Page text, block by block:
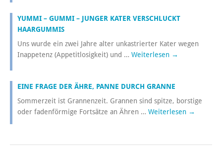
YUMMI – GUMMI – JUNGER KATER VERSCHLUCKT
HAARGUMMIS
Uns wurde ein zwei Jahre alter unkastrierter Kater wegen
Inappetenz (Appetitlosigkeit) und … Weiterlesen →
EINE FRAGE DER ÄHRE, PANNE DURCH GRANNE
Sommerzeit ist Grannenzeit. Grannen sind spitze, borstige
oder fadenförmige Fortsätze an Ähren … Weiterlesen →